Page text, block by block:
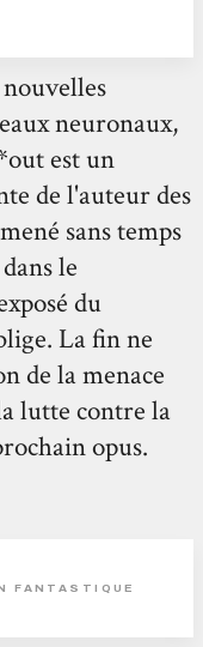
neuronaux,
est un
de l'auteur des
sans temps
le
du
La fin ne
de la menace
lutte contre la
opus.
FANTASTIQUE